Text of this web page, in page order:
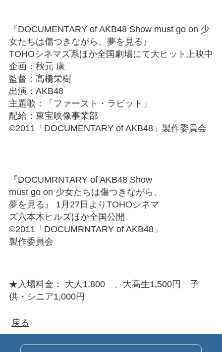
『DOCUMENTARY of AKB48 Show must go on 少
女たちは傷つきながら、夢を見る』
TOHOシネマズ系ほか全国劇場にて大ヒット上映中
企画：秋元 康
監督：高橋栄樹
出演：AKB48
主題歌：「ファースト・ラビット」
配給：東宝映像事業部
©2011「DOCUMENTARY of AKB48」製作委員会
『DOCUMRNTARY of AKB48 Show
must go on 少女たちは傷つきながら、
夢を見る』 1月27日よりTOHOシネマ
ズ六本木ヒルズほか全国公開
©2011「DOCUMRNTARY of AKB48」
製作委員会
★入場料金： 大人1,800 、大高生1,500円 子
供・シニア1,000円
戻る